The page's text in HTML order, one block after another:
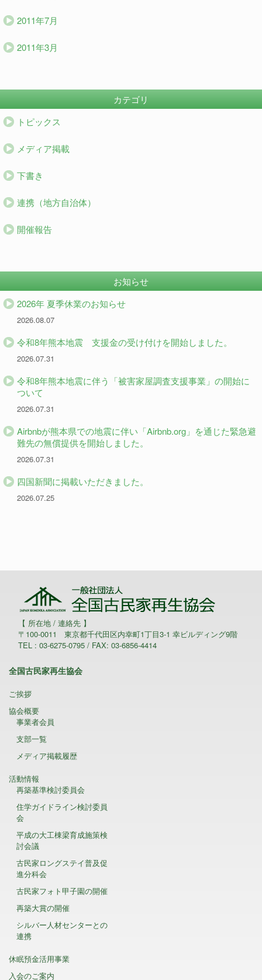
2011年7月
2011年3月
カテゴリ
トピックス
メディア掲載
下書き
連携（地方自治体）
開催報告
お知らせ
2026年 夏季休業のお知らせ
2026.08.07
令和8年熊本地震 支援金の受け付けを開始しました。
2026.07.31
令和8年熊本地震に伴う「被害家屋調査支援事業」の開始に
ついて
2026.07.31
Airbnbが熊本県での地震に伴い「Airbnb.org」を通じた緊急避
難先の無償提供を開始しました。
2026.07.31
四国新聞に掲載いただきました。
2026.07.25
【 所在地 / 連絡先 】
〒100-0011 東京都千代田区内幸町1丁目3-1 幸ビルディング9階
TEL : 03-6275-0795 / FAX: 03-6856-4414
全国古民家再生協会
ご挨拶
協会概要
事業者会員
支部一覧
メディア掲載履歴
活動情報
再築基準検討委員会
住学ガイドライン検討委員
会
平成の大工棟梁育成施策検
討会議
古民家ロングステイ普及促
進分科会
古民家フォト甲子園の開催
再築大賞の開催
シルバー人材センターとの
連携
休眠預金活用事業
入会のご案内